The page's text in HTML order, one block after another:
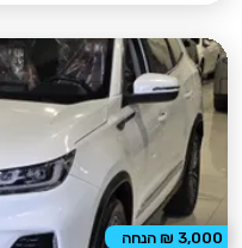
3,000 ₪ הנחה